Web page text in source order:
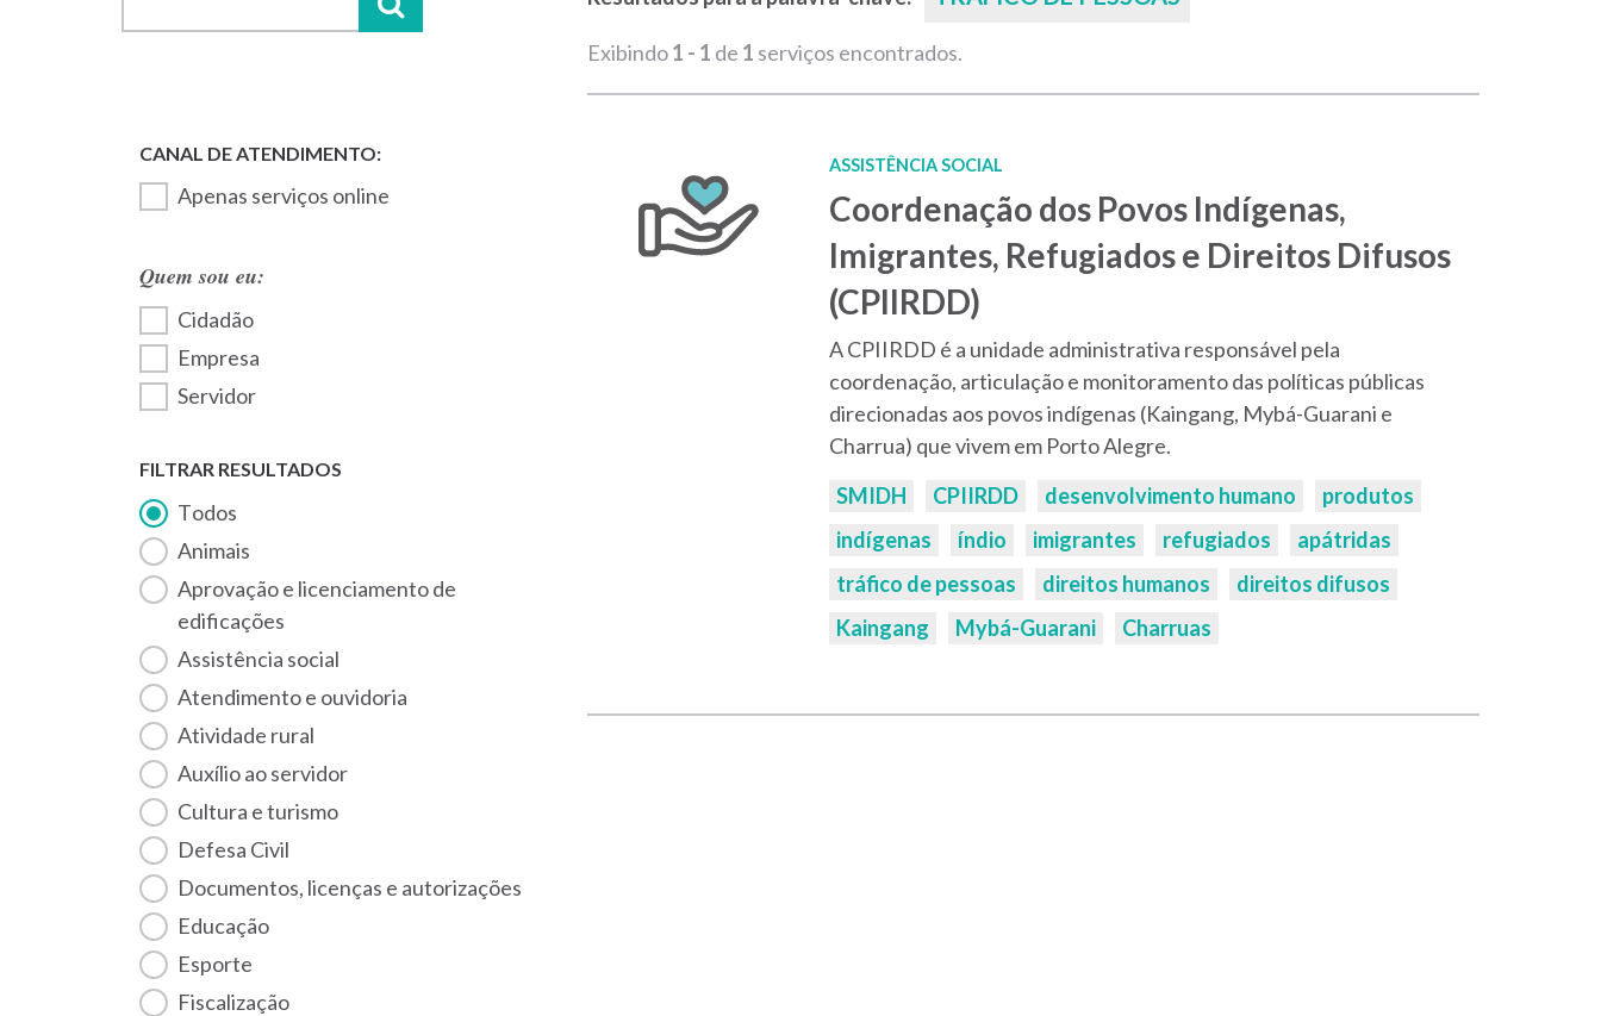
Apenas serviços online
Quem sou eu:
Cidadão
Empresa
Servidor
FILTRAR RESULTADOS
Todos
Animais
Aprovação e licenciamento de
edificações
Assistência social
Atendimento e ouvidoria
Atividade rural
Auxílio ao servidor
Cultura e turismo
Defesa Civil
Documentos, licenças e autorizações
Educação
Esporte
Fiscalização
Exibindo1 - 1 de 1 serviços encontrados.
ASSISTÊNCIA SOCIAL
Coordenação dos Povos Indígenas,
Imigrantes, Refugiados e Direitos Difusos
(CPIIRDD)
A CPIIRDD é a unidade administrativa responsável pela
coordenação, articulação e monitoramento das políticas públicas
direcionadas aos povos indígenas (Kaingang, Mybá-Guarani e
Charrua) que vivem em Porto Alegre.
Palavras-
chaves:
SMIDH CPIIRDD desenvolvimento humano
produtos
indígenas
índio imigrantes refugiados
apátridas
tráfico de pessoas
direitos humanos
direitos difusos
Kaingang
Mybá-Guarani Charruas